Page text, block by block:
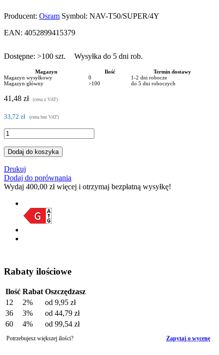
Producent: Osram Symbol: NAV-T50/SUPER/4Y
EAN: 4052899415379
Dostępne: >100 szt. Wysyłka do 5 dni rob.
Magazyn Ilość
Termin dostawy
Magazyn wysyłkowy
0
1-2 dni robocze
Magazyn główny
>100 do 5 dni roboczych
41,48 zł (cena z VAT)
33,72 zł (cena bez VAT)
Dodaj do koszyka
Drukuj
Dodaj do porównania
Wydaj 400,00 złwięcej i otrzymaj bezpłatną wysyłkę!
Rabaty ilościowe
Ilość Rabat Oszczędzasz
12
2% od 9,95 zł
36
3% od 44,79 zł
60
4% od 99,54 zł
Potrzebujesz większej ilości? Zapytaj o wycenę